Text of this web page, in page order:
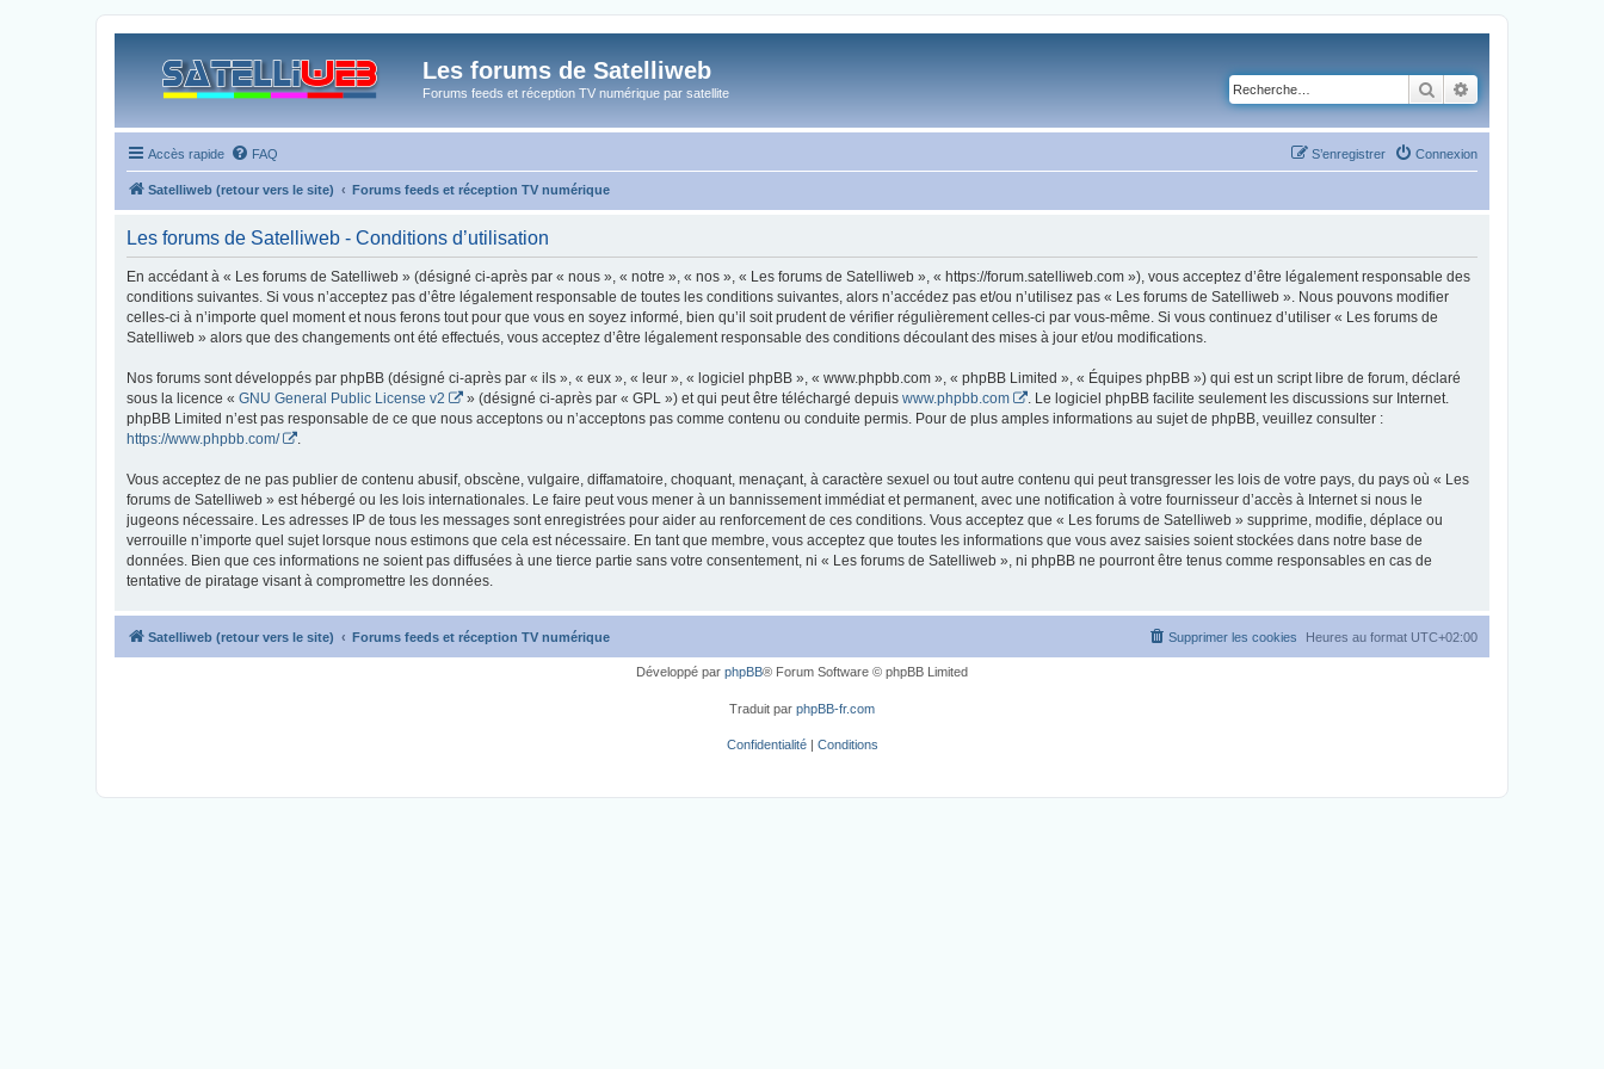
Les forums de Satelliweb
Forums feeds et réception TV numérique par satellite Rechercher
Accès rapide FAQ Connexion
S’enregistrer
Satelliweb (retour vers le site) Forums feeds et réception TV numérique
Les forums de Satelliweb - Conditions d’utilisation
En accédant à « Les forums de Satelliweb » (désigné ci-après par « nous », « notre », « nos », « Les forums de Satelliweb », « https://forum.satelliweb.com »), vous acceptez d’être légalement responsable des
conditions suivantes. Si vous n’acceptez pas d’être légalement responsable de toutes les conditions suivantes, alors n’accédez pas et/ou n’utilisez pas « Les forums de Satelliweb ». Nous pouvons modifier
celles-ci à n’importe quel moment et nous ferons tout pour que vous en soyez informé, bien qu’il soit prudent de vérifier régulièrement celles-ci par vous-même. Si vous continuez d’utiliser « Les forums de
Satelliweb » alors que des changements ont été effectués, vous acceptez d’être légalement responsable des conditions découlant des mises à jour et/ou modifications.
Nos forums sont développés par phpBB (désigné ci-après par « ils », « eux », « leur », « logiciel phpBB », « www.phpbb.com », « phpBB Limited », « Équipes phpBB ») qui est un script libre de forum, déclaré
sous la licence « GNU General Public License v2 » (désigné ci-après par « GPL ») et qui peut être téléchargé depuis www.phpbb.com
. Le logiciel phpBB facilite seulement les discussions sur Internet.
phpBB Limited n’est pas responsable de ce que nous acceptons ou n’acceptons pas comme contenu ou conduite permis. Pour de plus amples informations au sujet de phpBB, veuillez consulter :
https://www.phpbb.com/
.
Vous acceptez de ne pas publier de contenu abusif, obscène, vulgaire, diffamatoire, choquant, menaçant, à caractère sexuel ou tout autre contenu qui peut transgresser les lois de votre pays, du pays où « Les
forums de Satelliweb » est hébergé ou les lois internationales. Le faire peut vous mener à un bannissement immédiat et permanent, avec une notification à votre fournisseur d’accès à Internet si nous le
jugeons nécessaire. Les adresses IP de tous les messages sont enregistrées pour aider au renforcement de ces conditions. Vous acceptez que « Les forums de Satelliweb » supprime, modifie, déplace ou
verrouille n’importe quel sujet lorsque nous estimons que cela est nécessaire. En tant que membre, vous acceptez que toutes les informations que vous avez saisies soient stockées dans notre base de
données. Bien que ces informations ne soient pas diffusées à une tierce partie sans votre consentement, ni « Les forums de Satelliweb », ni phpBB ne pourront être tenus comme responsables en cas de
tentative de piratage visant à compromettre les données.
Satelliweb (retour vers le site) Forums feeds et réception TV numérique Heures au format UTC+02:00
Supprimer les cookies
Développé par phpBB® Forum Software © phpBB Limited
Traduit par phpBB-fr.com
Confidentialité| Conditions